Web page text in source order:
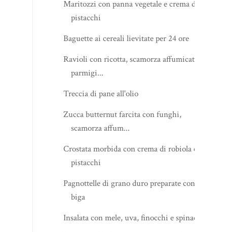
Maritozzi con panna vegetale e crema di
pistacchi
Baguette ai cereali lievitate per 24 ore
Ravioli con ricotta, scamorza affumicata e
parmigi...
Treccia di pane all'olio
Zucca butternut farcita con funghi,
scamorza affum...
Crostata morbida con crema di robiola e
pistacchi
Pagnottelle di grano duro preparate con la
biga
Insalata con mele, uva, finocchi e spinaci